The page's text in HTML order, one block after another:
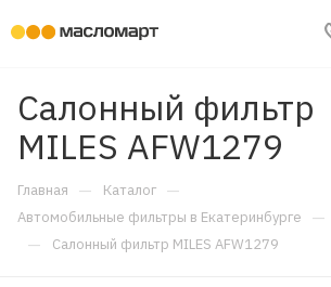
Салонный фильтр
MILES AFW1279
Главная — Каталог —
Автомобильные фильтры в Екатеринбурге —
— Салонный фильтр MILES AFW1279